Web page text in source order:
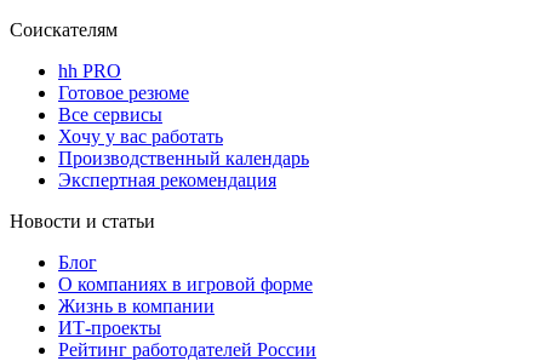
Соискателям
hh PRO
Готовое резюме
Все сервисы
Хочу у вас работать
Производственный календарь
Экспертная рекомендация
Новости и статьи
Блог
О компаниях в игровой форме
Жизнь в компании
ИТ-проекты
Рейтинг работодателей России